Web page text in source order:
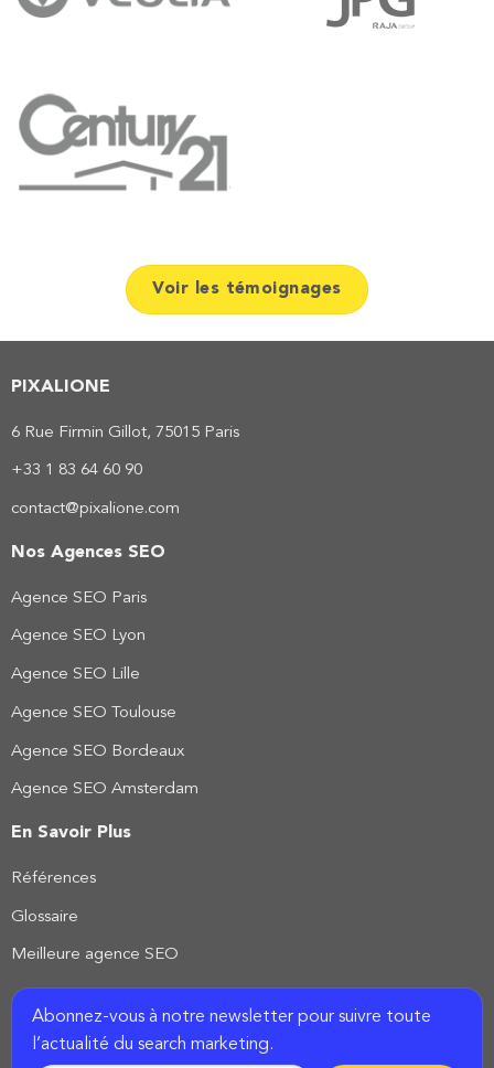
Voir les témoignages
PIXALIONE
6 Rue Firmin Gillot, 75015 Paris
+33 1 83 64 60 90
contact@pixalione.com
Nos Agences SEO
Agence SEO Paris
Agence SEO Lyon
Agence SEO Lille
Agence SEO Toulouse
Agence SEO Bordeaux
Agence SEO Amsterdam
En Savoir Plus
Références
Glossaire
Meilleure agence SEO
Abonnez-vous à notre newsletter pour suivre toute
l’actualité du search marketing.